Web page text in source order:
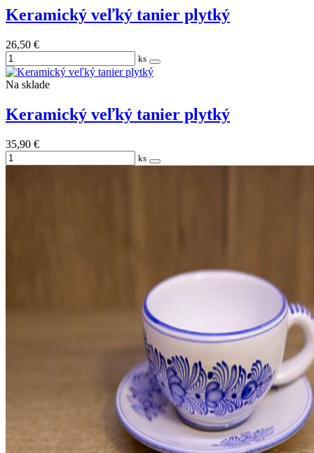
Keramický veľký tanier plytký
26,50 €
ks
Na sklade
Keramický veľký tanier plytký
35,90 €
ks